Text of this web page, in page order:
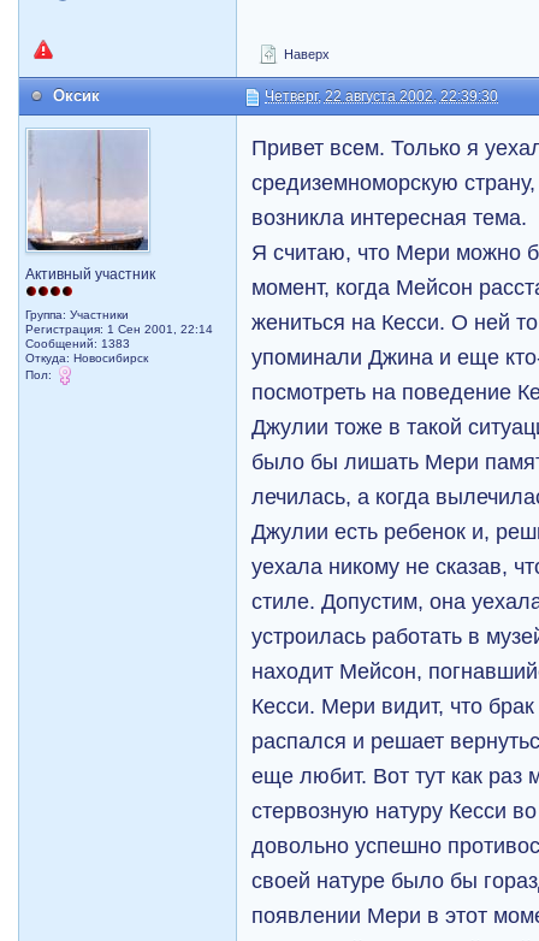
Наверх
Оксик Четверг, 22 августа 2002, 22:39:30
Активный участник
Группа: Участники
Регистрация: 1 Сен 2001, 22:14
Сообщений: 1383
Откуда: Новосибирск
Пол:
Привет всем. Только я
средиземноморскую
возникла интересная тема.
Я считаю, что Мери можно
момент, когда Мейсон
жениться на Кесси. О ней
упоминали Джина и еще
посмотреть на поведение
Джулии тоже в такой
было бы лишать Мери
лечилась, а когда
Джулии есть ребенок и,
уехала никому не сказав,
стиле. Допустим, она
устроилась работать в
находит Мейсон,
Кесси. Мери видит, что
распался и решает
еще любит. Вот тут как раз
стервозную натуру Кесси
довольно успешно
своей натуре было бы
появлении Мери в этот